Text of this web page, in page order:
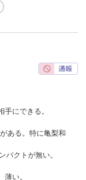
にできる。
ある。特に亀梨和
パクトが無い。
い。